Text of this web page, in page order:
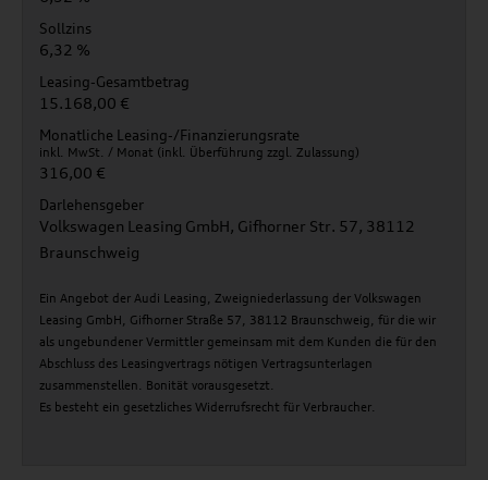
Sollzins
6,32 %
Leasing-Gesamtbetrag
15.168,00 €
Monatliche Leasing-/Finanzierungsrate
inkl. MwSt. / Monat (inkl. Überführung zzgl. Zulassung)
316,00 €
Darlehensgeber
Volkswagen Leasing GmbH, Gifhorner Str. 57, 38112
Braunschweig
Ein Angebot der Audi Leasing, Zweigniederlassung der Volkswagen
Leasing GmbH, Gifhorner Straße 57, 38112 Braunschweig, für die wir
als ungebundener Vermittler gemeinsam mit dem Kunden die für den
Abschluss des Leasingvertrags nötigen Vertragsunterlagen
zusammenstellen. Bonität vorausgesetzt.
Es besteht ein gesetzliches Widerrufsrecht für Verbraucher.